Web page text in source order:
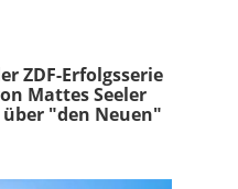
ZDF-Erfolgsserie
Mattes Seeler
"den Neuen"